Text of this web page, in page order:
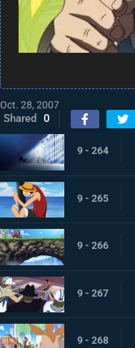
Oct. 28, 2007
Shared 0
9 - 264
9 - 265
9 - 266
9 - 267
9 - 268